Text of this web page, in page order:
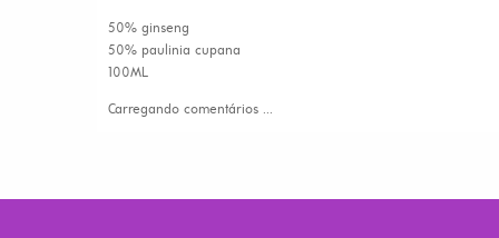
50% ginseng
50% paulinia cupana
100ML
Carregando comentários ...